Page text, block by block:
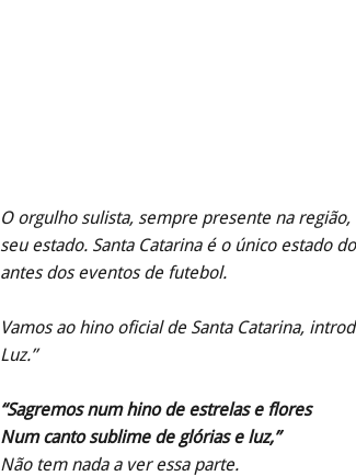
O orgulho sulista, sempre presente na
seu estado. Santa Catarina é o único estado
antes dos eventos de futebol.
Vamos ao hino oficial de Santa Catarina,
Luz.”
“Sagremos num hino de estrelas e flores
Num canto sublime de glórias e luz,”
Não tem nada a ver essa parte.